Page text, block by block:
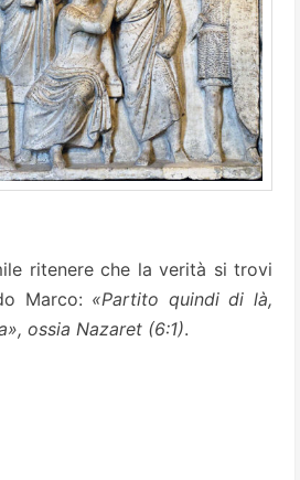
ritenere che la verità si trovi
Marco: «Partito quindi di là,
ossia Nazaret (6:1).